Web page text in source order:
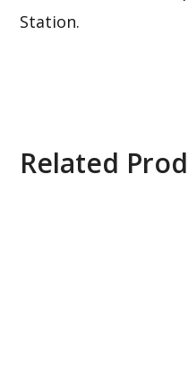
Station.
Related